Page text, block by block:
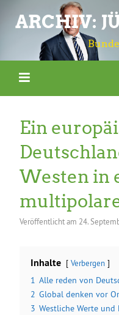
ARCHIV:
Ein
Westen in
Veröffentlicht am 24.
Inhalte Verbergen
1 Alle reden von
2 Global denken vor
3 Westliche Werte